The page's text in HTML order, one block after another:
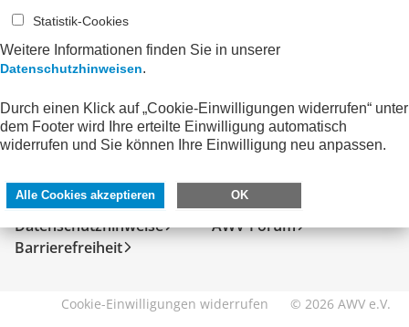
SERVICE
Kontakt
Impressum
Datenschutzhinweise
Barrierefreiheit
DIREKT ZU
FeRD
eXTra
AWV-Forum
Cookie-Einwilligungen widerrufen © 2026 AWV e.V.
Statistik-Cookies
Weitere Informationen finden Sie in unserer
Datenschutzhinweisen.
Durch einen Klick auf „Cookie-Einwilligungen widerrufen“ unter
dem Footer wird Ihre erteilte Einwilligung automatisch
widerrufen und Sie können Ihre Einwilligung neu anpassen.
Alle Cookies akzeptieren OK